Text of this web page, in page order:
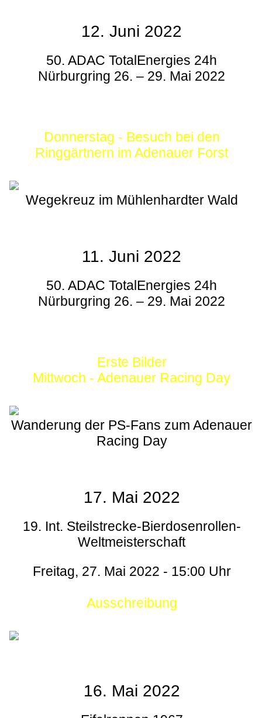
12. Juni 2022
50. ADAC TotalEnergies 24h
Nürburgring 26. – 29. Mai 2022
Donnerstag - Besuch bei den
Ringgärtnern im Adenauer Forst
Wegekreuz im Mühlenhardter Wald
11. Juni 2022
50. ADAC TotalEnergies 24h
Nürburgring 26. – 29. Mai 2022
Erste Bilder
Mittwoch - Adenauer Racing Day
Wanderung der PS-Fans zum Adenauer
Racing Day
17. Mai 2022
19. Int. Steilstrecke-Bierdosenrollen-
Weltmeisterschaft
Freitag, 27. Mai 2022 - 15:00 Uhr
Ausschreibung
16. Mai 2022